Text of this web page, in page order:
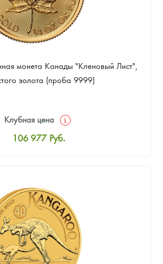
монета Канады "Кленовый Лист",
золота (проба 9999)
Клубная цена
106 977 Руб.
Цена выкупа
95 814 Руб.